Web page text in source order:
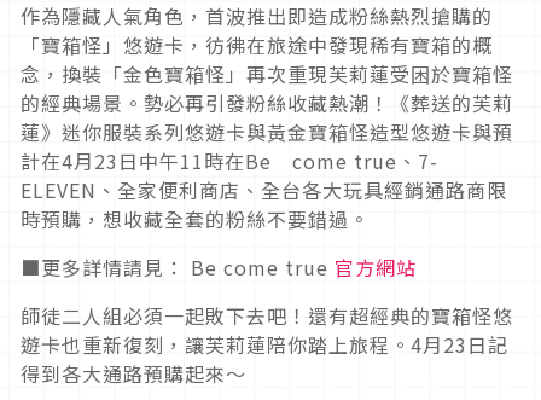
作為隱藏人氣角色，首波推出即造成粉絲熱烈搶購的
「寶箱怪」悠遊卡，彷彿在旅途中發現稀有寶箱的概
念，換裝「金色寶箱怪」再次重現芙莉蓮受困於寶箱怪
的經典場景。勢必再引發粉絲收藏熱潮！《葬送的芙莉
蓮》迷你服裝系列悠遊卡與黃金寶箱怪造型悠遊卡與預
計在4月23日中午11時在Be come true、7-
ELEVEN、全家便利商店、全台各大玩具經銷通路商限
時預購，想收藏全套的粉絲不要錯過。
■更多詳情請見： Be come true 官方網站
師徒二人組必須一起敗下去吧！還有超經典的寶箱怪悠
遊卡也重新復刻，讓芙莉蓮陪你踏上旅程。4月23日記
得到各大通路預購起來～